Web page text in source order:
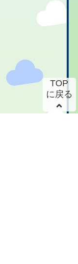
TOP
に戻る